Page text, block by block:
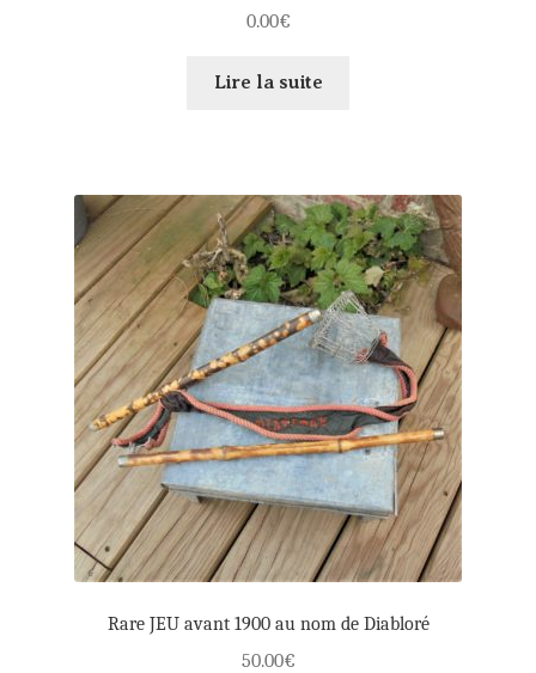
0.00€
Lire la suite
Rare JEU avant 1900 au nom de Diabloré
50.00€